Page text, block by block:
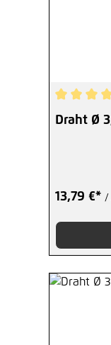
Draht Ø
13,79 €* /